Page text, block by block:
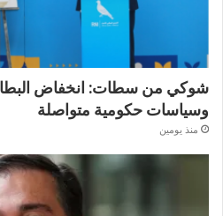
شوكي من سطات: انخفاض
وسياسات حكومية متواصلة
منذ يومين